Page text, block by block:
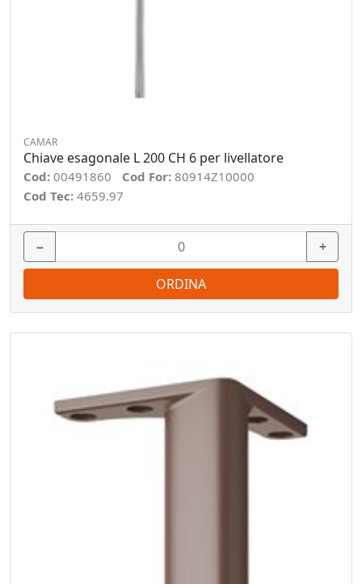
CAMAR
Chiave esagonale L 200 CH 6 per livellatore
Cod: 00491860 Cod For: 80914Z10000
Cod Tec: 4659.97
− +
ORDINA